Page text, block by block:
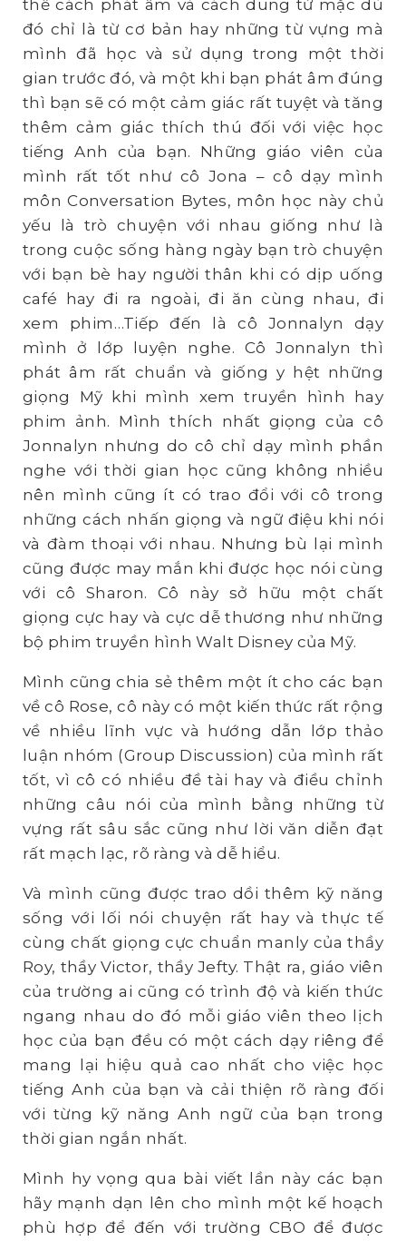
thể cách phát âm và cách dung từ mặc dù
đó chỉ là từ cơ bản hay những từ vựng mà
mình đã học và sử dụng trong một thời
gian trước đó, và một khi bạn phát âm đúng
thì bạn sẽ có một cảm giác rất tuyệt và tăng
thêm cảm giác thích thú đối với việc học
tiếng Anh của bạn. Những giáo viên của
mình rất tốt như cô Jona – cô dạy mình
môn Conversation Bytes, môn học này chủ
yếu là trò chuyện với nhau giống như là
trong cuộc sống hàng ngày bạn trò chuyện
với bạn bè hay người thân khi có dịp uống
café hay đi ra ngoài, đi ăn cùng nhau, đi
xem phim…Tiếp đến là cô Jonnalyn dạy
mình ở lớp luyện nghe. Cô Jonnalyn thì
phát âm rất chuẩn và giống y hệt những
giọng Mỹ khi mình xem truyền hình hay
phim ảnh. Mình thích nhất giọng của cô
Jonnalyn nhưng do cô chỉ dạy mình phần
nghe với thời gian học cũng không nhiều
nên mình cũng ít có trao đổi với cô trong
những cách nhấn giọng và ngữ điệu khi nói
và đàm thoại với nhau. Nhưng bù lại mình
cũng được may mắn khi được học nói cùng
với cô Sharon. Cô này sở hữu một chất
giọng cực hay và cực dễ thương như những
bộ phim truyền hình Walt Disney của Mỹ.
Mình cũng chia sẻ thêm một ít cho các bạn
về cô Rose, cô này có một kiến thức rất rộng
về nhiều lĩnh vực và hướng dẫn lớp thảo
luận nhóm (Group Discussion) của mình rất
tốt, vì cô có nhiều đề tài hay và điều chỉnh
những câu nói của mình bằng những từ
vựng rất sâu sắc cũng như lời văn diễn đạt
rất mạch lạc, rõ ràng và dễ hiểu.
Và mình cũng được trao dồi thêm kỹ năng
sống với lối nói chuyện rất hay và thực tế
cùng chất giọng cực chuẩn manly của thầy
Roy, thầy Victor, thầy Jefty. Thật ra, giáo viên
của trường ai cũng có trình độ và kiến thức
ngang nhau do đó mỗi giáo viên theo lịch
học của bạn đều có một cách dạy riêng để
mang lại hiệu quả cao nhất cho việc học
tiếng Anh của bạn và cải thiện rõ ràng đối
với từng kỹ năng Anh ngữ của bạn trong
thời gian ngắn nhất.
Mình hy vọng qua bài viết lần này các bạn
hãy mạnh dạn lên cho mình một kế hoạch
phù hợp để đến với trường CBO để được